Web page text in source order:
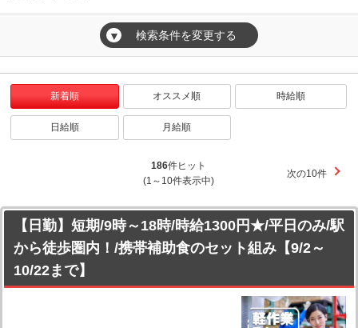
▼ 検索条件を変更する
新着順 オススメ順 時給順
日給順 月給順
186件ヒット
(1～10件表示中)
次の10件
【日勤】短期/9時～18時/時給1300円★/平日のみ/駅
から徒歩圏内！/携帯補助食のセット組み【9/2～
10/22まで】